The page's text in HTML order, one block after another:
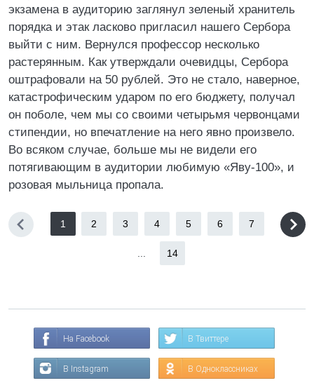
экзамена в аудиторию заглянул зеленый хранитель
порядка и этак ласково пригласил нашего Сербора
выйти с ним. Вернулся профессор несколько
растерянным. Как утверждали очевидцы, Сербора
оштрафовали на 50 рублей. Это не стало, наверное,
катастрофическим ударом по его бюджету, получал
он поболе, чем мы со своими четырьмя червонцами
стипендии, но впечатление на него явно произвело.
Во всяком случае, больше мы не видели его
потягивающим в аудитории любимую «Яву-100», и
розовая мыльница пропала.
1 2 3 4 5 6 7
14
На Facebook В Твиттере
В Instagram В Одноклассниках